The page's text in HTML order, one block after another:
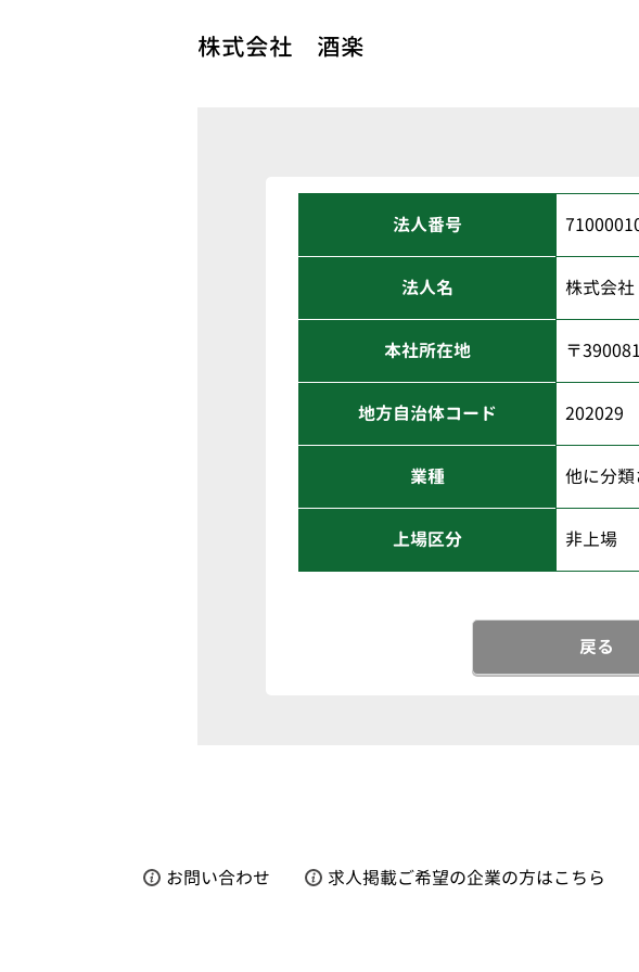
株式会社 酒楽
法人番号
法人名 株式会
本社所在地 〒
地方自治体コード 202029
業種 他に分
上場区分 非上場
戻る
お問い合わせ 求人掲載ご希望の企業の方はこちら